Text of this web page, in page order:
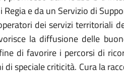
e da un Servizio di
dei servizi territoriali
la diffusione delle
di favorire i percorsi di
di speciale criticità. Cura la